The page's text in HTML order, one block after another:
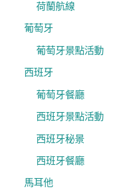
荷蘭航線
葡萄牙
葡萄牙景點活動
西班牙
葡萄牙餐廳
西班牙景點活動
西班牙秘景
西班牙餐廳
馬耳他